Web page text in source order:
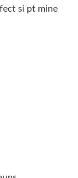
si pt mine